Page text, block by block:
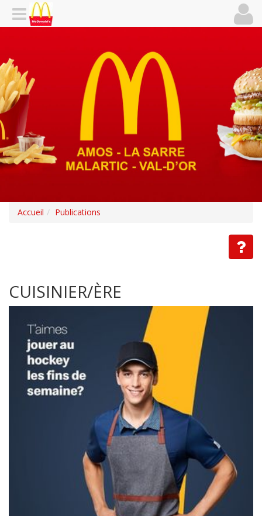
Accueil Publications
CUISINIER/ÈRE